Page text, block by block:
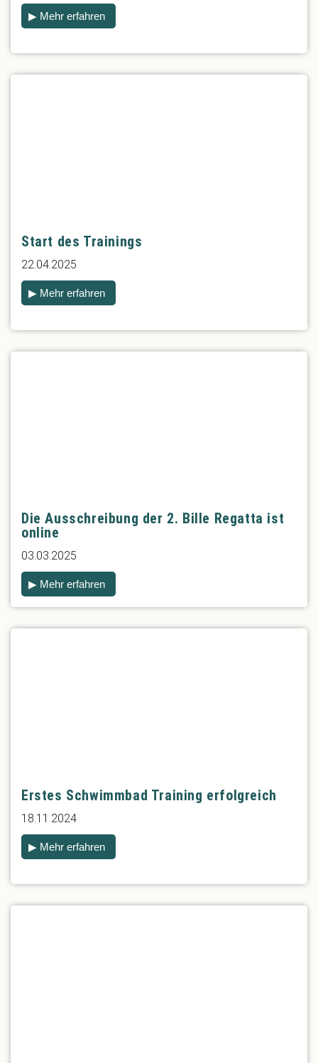
▶ Mehr erfahren
Start des Trainings
22.04.2025
▶ Mehr erfahren
Die Ausschreibung der 2. Bille Regatta ist
online
03.03.2025
▶ Mehr erfahren
Erstes Schwimmbad Training erfolgreich
18.11.2024
▶ Mehr erfahren